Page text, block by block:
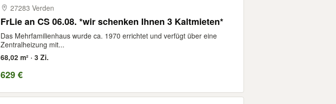
27283 Verden
FrLie an CS 06.08. *wir schenken Ihnen 3 Kaltmieten*
Das Mehrfamilienhaus wurde ca. 1970 errichtet und verfügt über eine
Zentralheizung mit...
68,02 m² · 3 Zi.
629 €